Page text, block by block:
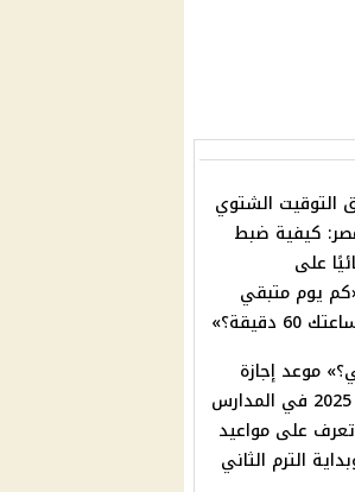
التوقيت الشتوي
مصر: كيفية ضبط
على
يوم متبقي
دقيقة؟»
موعد إجازة
نصف العام 2025 في المدارس
تعرف على مواعيد
الترم الثاني